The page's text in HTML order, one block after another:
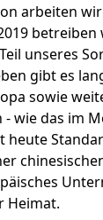
arbeiten
betreiben
unseres
gibt es
sowie
wie das im
heute
Heimat.